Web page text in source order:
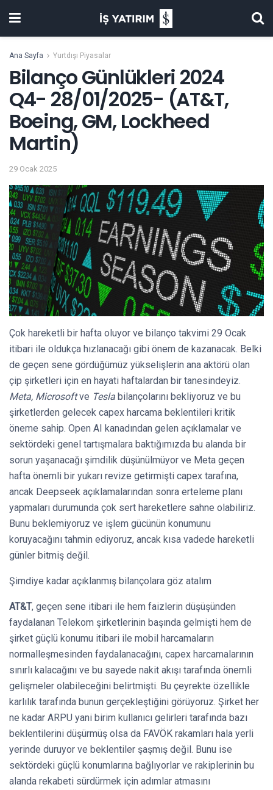
Ana Sayfa Yurtdışı Piyasalar
Bilanço Günlükleri 2024
Q4- 28/01/2025- (AT&T,
Boeing, GM, Lockheed
Martin)
29 Ocak 2025
Çok hareketli bir hafta oluyor ve bilanço takvimi 29 Ocak
itibari ile oldukça hızlanacağı gibi önem de kazanacak. Belki
de geçen sene gördüğümüz yükselişlerin ana aktörü olan
çip şirketleri için en hayati haftalardan bir tanesindeyiz.
Meta, Microsoftve Tesla bilançolarını bekliyoruz ve bu
şirketlerden gelecek capex harcama beklentileri kritik
öneme sahip. Open AI kanadından gelen açıklamalar ve
sektördeki genel tartışmalara baktığımızda bu alanda bir
sorun yaşanacağı şimdilik düşünülmüyor ve Meta geçen
hafta önemli bir yukarı revize getirmişti capex tarafına,
ancak Deepseek açıklamalarından sonra erteleme planı
yapmaları durumunda çok sert hareketlere sahne olabiliriz.
Bunu beklemiyoruz ve işlem gücünün konumunu
koruyacağını tahmin ediyoruz, ancak kısa vadede hareketli
günler bitmiş değil.
Şimdiye kadar açıklanmış bilançolara göz atalım
AT&T, geçen sene itibari ile hem faizlerin düşüşünden
faydalanan Telekom şirketlerinin başında gelmişti hem de
şirket güçlü konumu itibari ile mobil harcamaların
normalleşmesinden faydalanacağını, capex harcamalarının
sınırlı kalacağını ve bu sayede nakit akışı tarafında önemli
gelişmeler olabileceğini belirtmişti. Bu çeyrekte özellikle
karlılık tarafında bunun gerçekleştiğini görüyoruz. Şirket her
ne kadar ARPU yani birim kullanıcı gelirleri tarafında bazı
beklentilerini düşürmüş olsa da FAVÖK rakamları hala yerli
yerinde duruyor ve beklentiler şaşmış değil. Bunu ise
sektördeki güçlü konumlarına bağlıyorlar ve rakiplerinin bu
alanda rekabeti sürdürmek için adımlar atmasını